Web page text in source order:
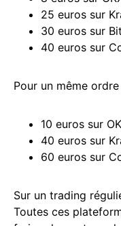
25 euros sur
30 euros sur
40 euros sur
Pour un même
10 euros sur
40 euros sur
60 euros sur
Sur un trading
Toutes ces